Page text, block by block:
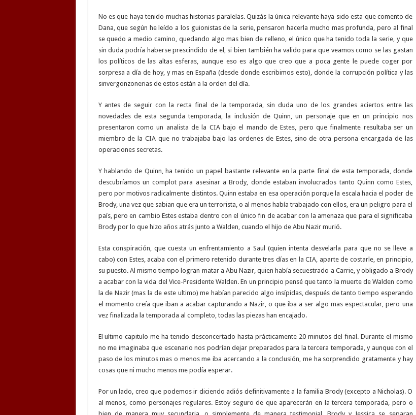
No es que haya tenido muchas historias paralelas. Quizás la única relevante haya sido esta que comento de
Dana, que según he leído a los guionistas de la serie, pensaron hacerla mucho mas profunda, pero al final
se quedo a medio camino, quedando algo mas bien de relleno, el único que ha tenido toda la serie, y que
sin duda podría haberse prescindido de el, si bien también ha valido para que veamos como se las gastan
los políticos de las altas esferas, aunque eso es algo que creo que a poca gente le puede coger por
sorpresa a día de hoy, y mas en España (desde donde escribimos esto), donde la corrupción política y las
sinvergonzonerias de estos están a la orden del día.
Y antes de seguir con la recta final de la temporada, sin duda uno de los grandes aciertos entre las
novedades de esta segunda temporada, la inclusión de Quinn, un personaje que en un principio nos
presentaron como un analista de la CIA bajo el mando de Estes, pero que finalmente resultaba ser un
miembro de la CIA que no trabajaba bajo las ordenes de Estes, sino de otra persona encargada de las
operaciones secretas.
Y hablando de Quinn, ha tenido un papel bastante relevante en la parte final de esta temporada, donde
descubríamos un complot para asesinar a Brody, donde estaban involucrados tanto Quinn como Estes,
pero por motivos radicalmente distintos. Quinn estaba en esa operación porque la escala hacia el poder de
Brody, una vez que sabian que era un terrorista, o al menos había trabajado con ellos, era un peligro para el
país, pero en cambio Estes estaba dentro con el único fin de acabar con la amenaza que para el significaba
Brody por lo que hizo años atrás junto a Walden, cuando el hijo de Abu Nazir murió.
Esta conspiración, que cuesta un enfrentamiento a Saul (quien intenta desvelarla para que no se lleve a
cabo) con Estes, acaba con el primero retenido durante tres días en la CIA, aparte de costarle, en principio,
su puesto. Al mismo tiempo logran matar a Abu Nazir, quien había secuestrado a Carrie, y obligado a Brody
a acabar con la vida del Vice-Presidente Walden. En un principio pensé que tanto la muerte de Walden como
la de Nazir (mas la de este ultimo) me habían parecido algo insípidas, después de tanto tiempo esperando
el momento creía que iban a acabar capturando a Nazir, o que iba a ser algo mas espectacular, pero una
vez finalizada la temporada al completo, todas las piezas han encajado.
El ultimo capitulo me ha tenido desconcertado hasta prácticamente 20 minutos del final. Durante el mismo
no me imaginaba que escenario nos podrían dejar preparados para la tercera temporada, y aunque con el
paso de los minutos mas o menos me iba acercando a la conclusión, me ha sorprendido gratamente y hay
cosas que ni mucho menos me podía esperar.
Por un lado, creo que podemos ir diciendo adiós definitivamente a la familia Brody (excepto a Nicholas). O
al menos, como personajes regulares. Estoy seguro de que aparecerán en la tercera temporada, pero o